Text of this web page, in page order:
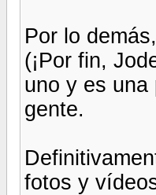
Por lo
(¡Por fin,
uno y es una
gente.
fotos y